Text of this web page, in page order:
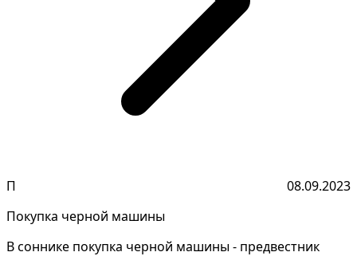
П
08.09.2023
Покупка черной машины
В соннике покупка черной машины - предвестник